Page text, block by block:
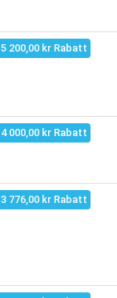
5 200,00 kr Rabatt
4 000,00 kr Rabatt
3 776,00 kr Rabatt